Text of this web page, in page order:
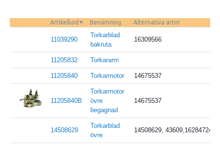
Artikelkod Benämning Alternativa artnr
11039290
Torkarblad
bakruta
16309566
11205832 Torkararm
11205840 Torkarmotor 14675537
11205840B
Torkarmotor
övre
begagnad
14675537
14508629
Torkarblad
övre
14508629, 43609,16284724,